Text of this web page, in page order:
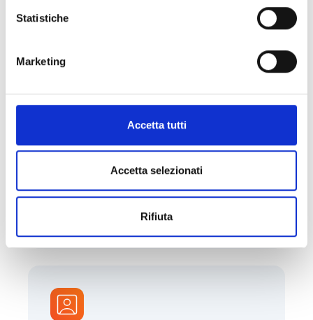
Statistiche
Marketing
Accetta tutti
Accetta selezionati
Rifiuta
Semplifica e automatizza il check-in delle
Milesight
degli spazi aziendali con un sistema
avanzato di sensori che funziona in tandem
col modulo Smart Insights.